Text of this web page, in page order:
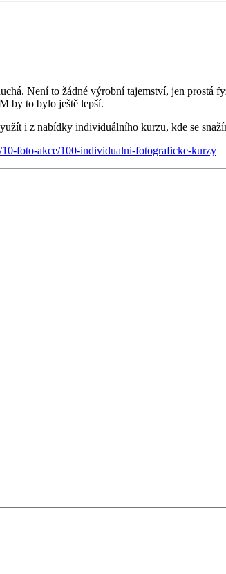
Není to žádné výrobní tajemství, jen
by to bylo ještě lepší.
i z nabídky individuálního kurzu, kde se
foto-akce/100-individualni-fotograficke-kurzy